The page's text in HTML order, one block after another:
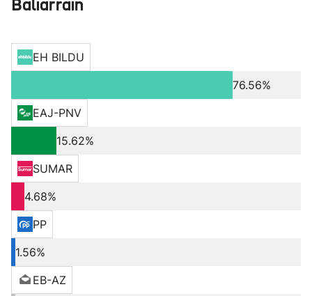
Baliarrain
EH BILDU
76.56%
EAJ-PNV
15.62%
SUMAR
4.68%
PP
1.56%
EB-AZ